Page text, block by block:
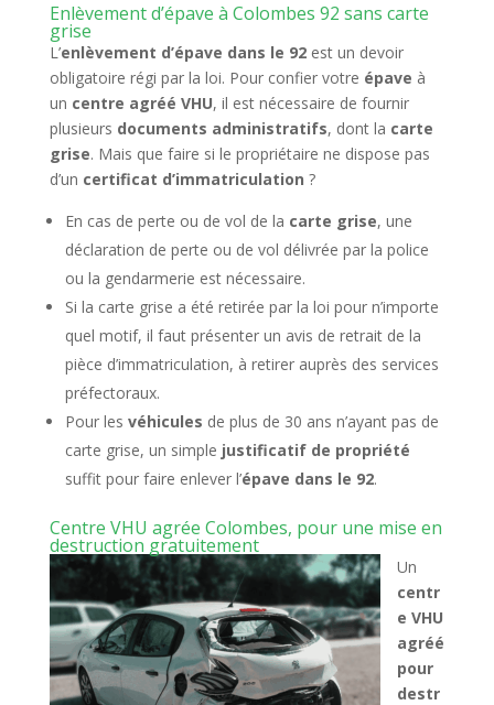
Enlèvement d’épave à Colombes 92 sans carte
grise
L’enlèvement d’épave dans le 92est un devoir
obligatoire régi par la loi. Pour confier votre épave à
un centre agréé VHU, il est nécessaire de fournir
plusieurs documents administratifs, dont la carte
grise. Mais que faire si le propriétaire ne dispose pas
d’un certificat d’immatriculation ?
En cas de perte ou de vol de la carte grise, une
déclaration de perte ou de vol délivrée par la police
ou la gendarmerie est nécessaire.
Si la carte grise a été retirée par la loi pour n’importe
quel motif, il faut présenter un avis de retrait de la
pièce d’immatriculation, à retirer auprès des services
préfectoraux.
Pour les véhicules de plus de 30 ans n’ayant pas de
carte grise, un simple justificatif de propriété
suffit pour faire enlever l’épave dans le 92.
Centre VHU agrée Colombes, pour une mise en
destruction gratuitement
Un
centr
e VHU
agréé
pour
destr